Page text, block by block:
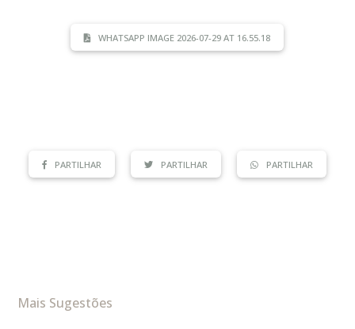
WHATSAPP IMAGE 2026-07-29 AT 16.55.18
PARTILHAR PARTILHAR PARTILHAR
Mais Sugestões